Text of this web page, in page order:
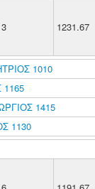
1231.67
1010
1415
1130